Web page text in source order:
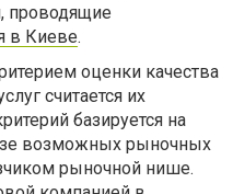
проводящие
в Киеве.
оценки качества
считается их
базируется на
возможных рыночных
рыночной нише.